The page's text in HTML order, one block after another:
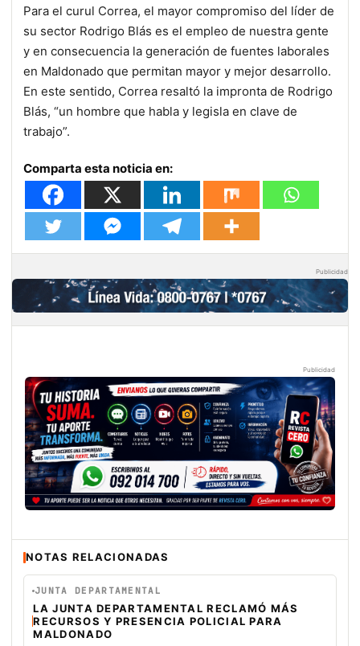
Para el curul Correa, el mayor compromiso del líder de
su sector Rodrigo Blás es el empleo de nuestra gente
y en consecuencia la generación de fuentes laborales
en Maldonado que permitan mayor y mejor desarrollo.
En este sentido, Correa resaltó la impronta de Rodrigo
Blás, “un hombre que habla y legisla en clave de
trabajo”.
Comparta esta noticia en:
Publicidad
Publicidad
NOTAS RELACIONADAS
JUNTA DEPARTAMENTAL
LA JUNTA DEPARTAMENTAL RECLAMÓ MÁS
RECURSOS Y PRESENCIA POLICIAL PARA
MALDONADO